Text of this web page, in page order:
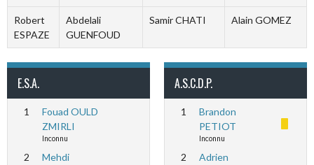
Robert
ESPAZE
Abdelali
GUENFOUD
Samir CHATI Alain GOMEZ
E.S.A.
1
Fouad OULD
ZMIRLI
Inconnu
2
Mehdi
A.S.C.D.P.
1
Brandon
PETIOT
Inconnu
2
Adrien